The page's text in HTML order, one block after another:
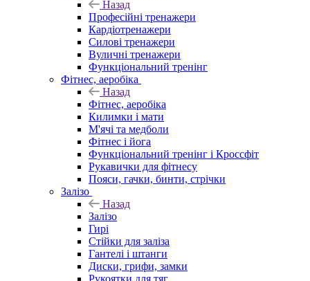
Назад
Професійні тренажери
Кардіотренажери
Силові тренажери
Вуличні тренажери
Функціональний тренінг
Фітнес, аеробіка
Назад
Фітнес, аеробіка
Килимки і мати
М'ячі та медболи
Фітнес і йога
Функціональний тренінг і Кроссфіт
Рукавички для фітнесу
Пояси, гачки, бинти, стрічки
Залізо
Назад
Залізо
Гирі
Стійки для заліза
Гантелі і штанги
Диски, грифи, замки
Рукоятки для тяг